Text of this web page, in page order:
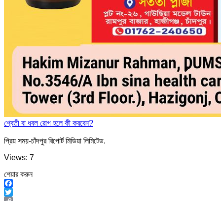
শ্বেতী বা ধবল রোগ হলে কী করবেন?
প্রিয় সময়-চাঁদপুর রিপোর্ট মিডিয়া লিমিটেড.
Views: 7
শেয়ার করুন
Facebook